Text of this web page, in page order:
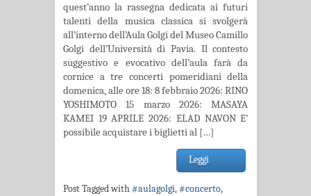
quest’anno la rassegna dedicata ai futuri
talenti della musica classica si svolgerà
all’interno dell’Aula Golgi del Museo Camillo
Golgi dell’Università di Pavia. Il contesto
suggestivo e evocativo dell’aula farà da
cornice a tre concerti pomeridiani della
domenica, alle ore 18: 8 febbraio 2026: RINO
YOSHIMOTO 15 marzo 2026: MASAYA
KAMEI 19 APRILE 2026: ELAD NAVON E’
possibile acquistare i biglietti al […]
Leggi
Post Tagged with#aulagolgi,#concerto,